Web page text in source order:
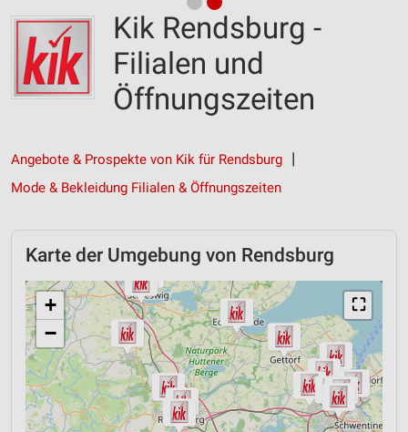
Kik Rendsburg -
Filialen und
Öffnungszeiten
Angebote & Prospekte von Kik für Rendsburg
Mode & Bekleidung Filialen & Öffnungszeiten
Karte der Umgebung von Rendsburg
⛶
+
−